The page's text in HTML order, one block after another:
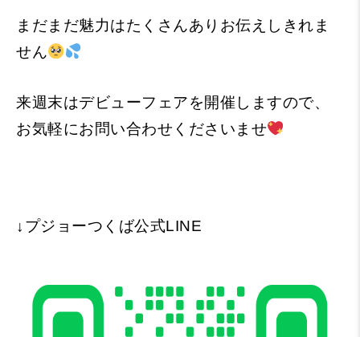
まだまだ魅力はたくさんありお伝えしきれま
せん
来週末はデビューフェアを開催しますので、
お気軽にお問い合わせくださいませ
↓プジョーつくば公式LINE